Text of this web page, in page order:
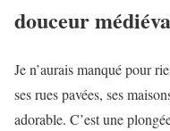
douceur
Je n’aurais manqué pour
ses rues pavées, ses
adorable. C’est une